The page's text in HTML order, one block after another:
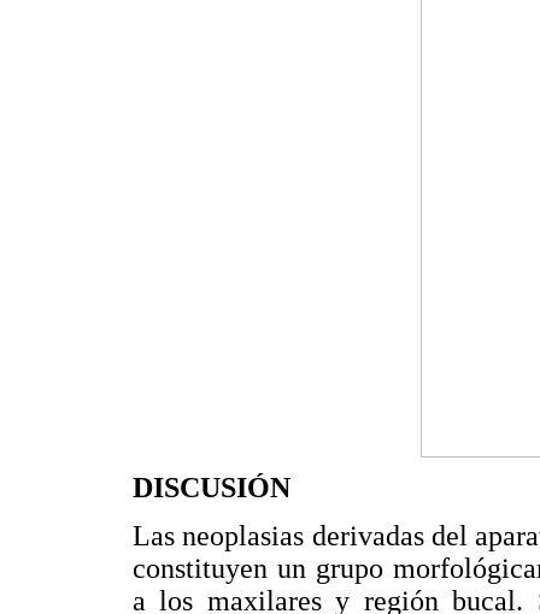
DISCUSIÓN
Las neoplasias derivadas del
constituyen un grupo
a los maxilares y región bucal.